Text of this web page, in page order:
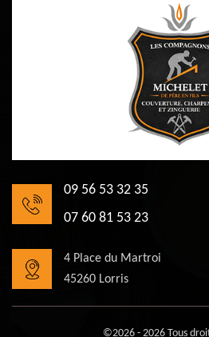
09 56 53 32 35
07 60 81 53 23
4 Place du Martroi
45260 Lorris
©2026 - 2026 Tous